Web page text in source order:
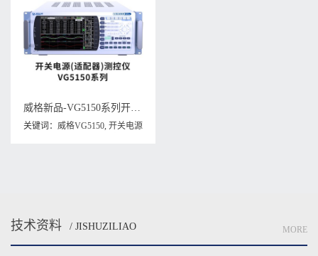
威格新品-VG5150系列开关电源(适配器)特性测控仪 厂家直销 质量保障
关键词： 威格VG5150, 开关电源
技术资料 / JISHUZILIAO MORE